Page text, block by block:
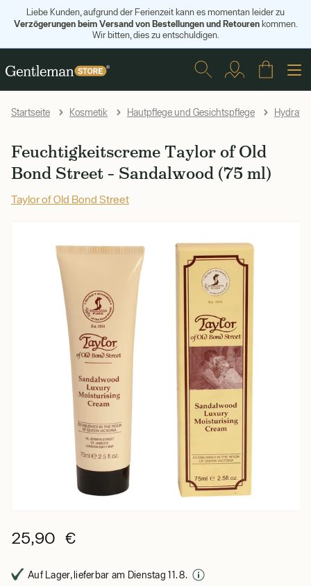
Liebe Kunden, aufgrund der Ferienzeit kann es momentan leider zu
Verzögerungen beim Versand von Bestellungen und Retourenkommen.
Wir bitten, dies zu entschuldigen.
Startseite Kosmetik Hautpflege und Gesichtspflege
Feuchtigkeitscreme Taylor of Old
Bond Street – Sandalwood (75 ml)
Taylor of Old Bond Street
25,90 €
Auf Lager, lieferbar am Dienstag 11. 8.